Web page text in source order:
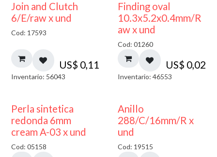
Join and Clutch
6/E/raw x und
Cod: 17593
US$ 0,11
Inventario: 56043
Finding oval
10.3x5.2x0.4mm/R
aw x und
Cod: 01260
US$ 0,02
Inventario: 46553
Perla sintetica
redonda 6mm
cream A-03 x und
Cod: 05158
Anillo
288/C/16mm/R x
und
Cod: 19515